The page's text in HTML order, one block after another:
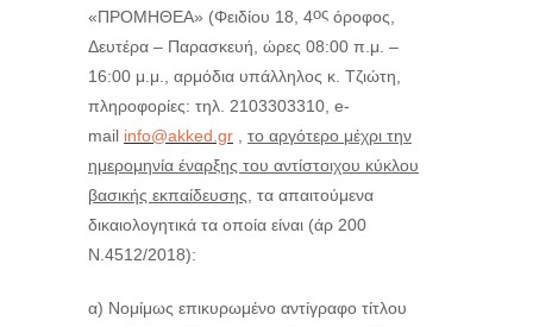
«ΠΡΟΜΗΘΕΑ» (Φειδίου 18, 4ος όροφος,
Δευτέρα – Παρασκευή, ώρες 08:00 π.μ. –
16:00 μ.μ., αρμόδια υπάλληλος κ. Τζιώτη,
πληροφορίες: τηλ. 2103303310, e-
mail info@akked.gr
το αργότερο μέχρι την
ημερομηνία έναρξης του αντίστοιχου κύκλου
βασικής εκπαίδευσης, τα απαιτούμενα
δικαιολογητικά τα οποία είναι (άρ 200
Ν.4512/2018):
α) Νομίμως επικυρωμένο αντίγραφο τίτλου